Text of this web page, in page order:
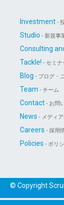
Investment -
Studio - 新規事
Consulting
Tackle! - セミナ
Blog - ブログ・
Team - チーム
Contact - お問
News - メディ
Careers - 採用
Policies - ポリ
© Copyright